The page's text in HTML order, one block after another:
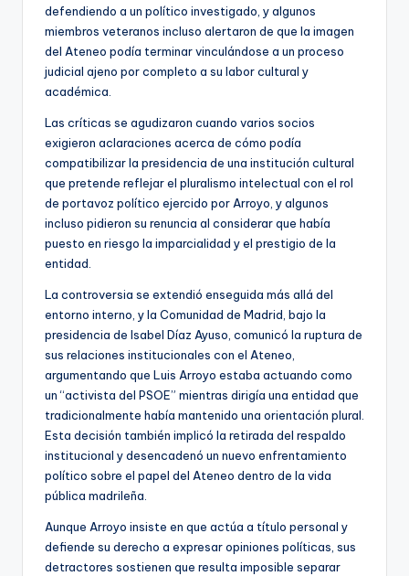
defendiendo a un político investigado, y algunos
miembros veteranos incluso alertaron de que la imagen
del Ateneo podía terminar vinculándose a un proceso
judicial ajeno por completo a su labor cultural y
académica.
Las críticas se agudizaron cuando varios socios
exigieron aclaraciones acerca de cómo podía
compatibilizar la presidencia de una institución cultural
que pretende reflejar el pluralismo intelectual con el rol
de portavoz político ejercido por Arroyo, y algunos
incluso pidieron su renuncia al considerar que había
puesto en riesgo la imparcialidad y el prestigio de la
entidad.
La controversia se extendió enseguida más allá del
entorno interno, y la Comunidad de Madrid, bajo la
presidencia de Isabel Díaz Ayuso, comunicó la ruptura de
sus relaciones institucionales con el Ateneo,
argumentando que Luis Arroyo estaba actuando como
un “activista del PSOE” mientras dirigía una entidad que
tradicionalmente había mantenido una orientación plural.
Esta decisión también implicó la retirada del respaldo
institucional y desencadenó un nuevo enfrentamiento
político sobre el papel del Ateneo dentro de la vida
pública madrileña.
Aunque Arroyo insiste en que actúa a título personal y
defiende su derecho a expresar opiniones políticas, sus
detractores sostienen que resulta imposible separar